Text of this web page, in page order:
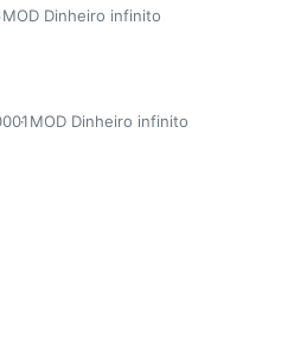
MOD Dinheiro infinito
· MOD Dinheiro infinito